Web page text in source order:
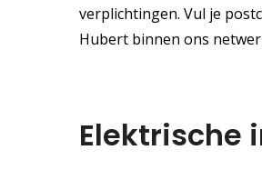
verplichtingen. Vul je
Hubert binnen ons
Elektrische